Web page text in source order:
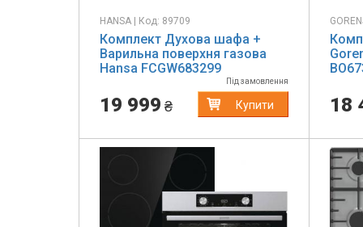
HANSA | Код: 89709
Комплект Духова шафа +
Варильна поверхня газова
Hansa FCGW683299
Під замовлення
19 999 ₴ Купити 18
Previous Next